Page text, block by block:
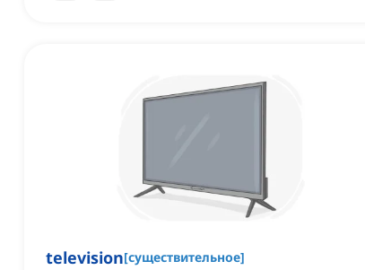
television[существительное]